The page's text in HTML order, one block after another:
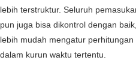
lebih terstruktur. Seluruh
pun juga bisa dikontrol dengan
lebih mudah mengatur
dalam kurun waktu tertentu.